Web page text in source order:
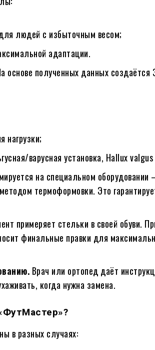
людей с избыточным весом;
адаптации.
основе полученных данных создаётся
нагрузки;
варусная установка, Hallux
на специальном
термоформовки. Это
примеряет стельки в своей обуви.
финальные правки для
Врач или ортопед даёт
когда нужна замена.
в разных случаях: